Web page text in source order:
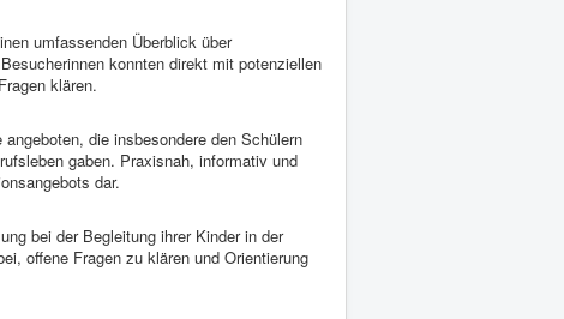
umfassenden Überblick über
konnten direkt mit potenziellen
klären.
die insbesondere den Schülern
gaben. Praxisnah, informativ und
dar.
bei der Begleitung ihrer Kinder in der
offene Fragen zu klären und Orientierung